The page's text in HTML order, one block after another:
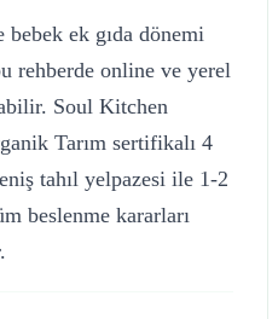
ek gıda dönemi
rehberde online ve yerel
Soul Kitchen
Tarım sertifikalı 4
tahıl yelpazesi ile 1-2
beslenme kararları